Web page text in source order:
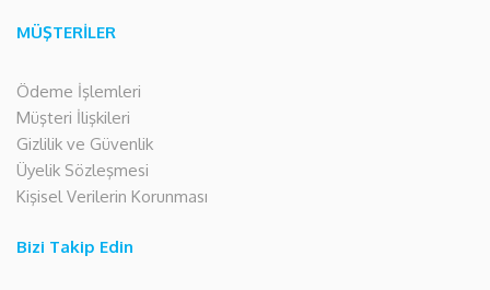
MÜŞTERİLER
Ödeme İşlemleri
Müşteri İlişkileri
Gizlilik ve Güvenlik
Üyelik Sözleşmesi
Kişisel Verilerin Korunması
Bizi Takip Edin